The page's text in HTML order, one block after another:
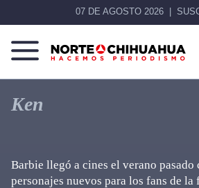
07 DE AGOSTO 2026
Norte
Más
Ken
Barbie llegó a cines el verano pasado
personajes nuevos para los fans de la